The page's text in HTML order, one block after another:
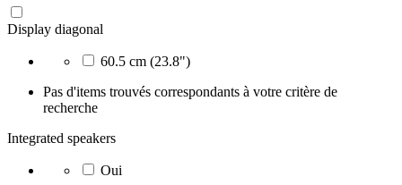
Display diagonal
60.5 cm (23.8")
Pas d'items trouvés correspondants à votre critère de
recherche
Integrated speakers
Oui